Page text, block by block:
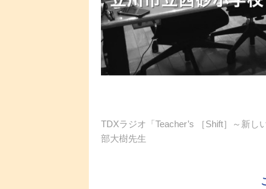
TDXラジオ「Teacher’s ［Shift］～新
部大樹先生